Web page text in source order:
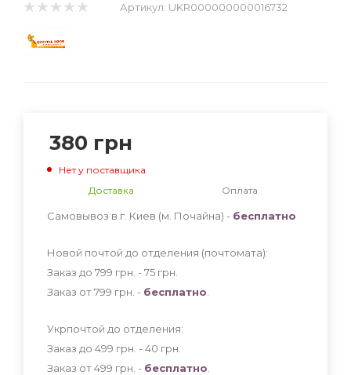
Артикул: UKR000000000016732
380 грн
Нет у поставщика
Доставка
Оплата
Самовывоз в г. Киев (м. Почайна) - бесплатно
Новой почтой до отделения (почтомата):
Заказ до 799 грн. - 75 грн
Заказ от 799 грн. - бесплатно
Укрпочтой до отделения:
Заказ до 499 грн. - 40 грн
Заказ от 499 грн. - бесплатно